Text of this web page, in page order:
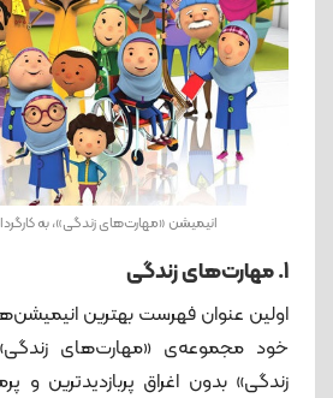
انیمیشن «مهارت‌های زندگی»، به
1. مهارت‌های زندگی
اولین عنوان فهرست بهترین
خود مجموعه‌ی «مهارت‌های
زندگی» بدون اغراق پربازدیدترین